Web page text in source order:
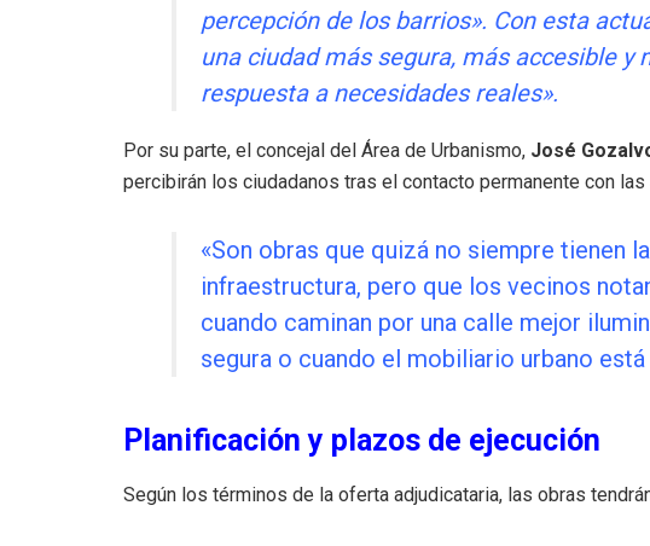
percepción de los barrios». Con esta
una ciudad más segura, más accesible y
respuesta a necesidades reales».
Por su parte, el concejal del Área de Urbanismo, José
percibirán los ciudadanos tras el contacto permanente con
«Son obras que quizá no siempre tienen
infraestructura, pero que los vecinos
cuando caminan por una calle mejor
segura o cuando el mobiliario urbano
Planificación y plazos de ejecución
Según los términos de la oferta adjudicataria, las obras